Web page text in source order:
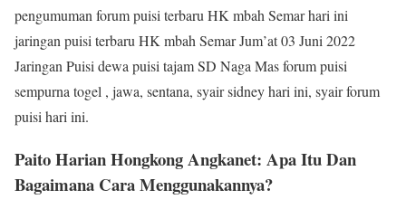
pengumuman forum puisi terbaru HK mbah Semar hari ini
jaringan puisi terbaru HK mbah Semar Jum’at 03 Juni 2022
Jaringan Puisi dewa puisi tajam SD Naga Mas forum puisi
sempurna togel , jawa, sentana, syair sidney hari ini, syair forum
puisi hari ini.
Paito Harian Hongkong Angkanet: Apa Itu Dan
Bagaimana Cara Menggunakannya?